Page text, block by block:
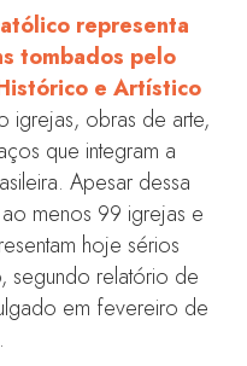
representa
tombados pelo
e Artístico
igrejas, obras de arte,
que integram a
Apesar dessa
menos 99 igrejas e
hoje sérios
segundo relatório de
em fevereiro de